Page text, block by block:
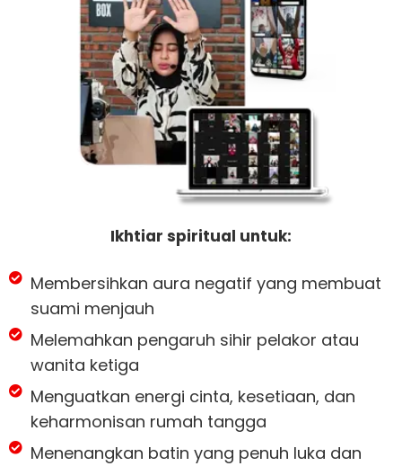
Ikhtiar spiritual untuk:
Membersihkan aura negatif yang membuat
suami menjauh
Melemahkan pengaruh sihir pelakor atau
wanita ketiga
Menguatkan energi cinta, kesetiaan, dan
keharmonisan rumah tangga
Menenangkan batin yang penuh luka dan